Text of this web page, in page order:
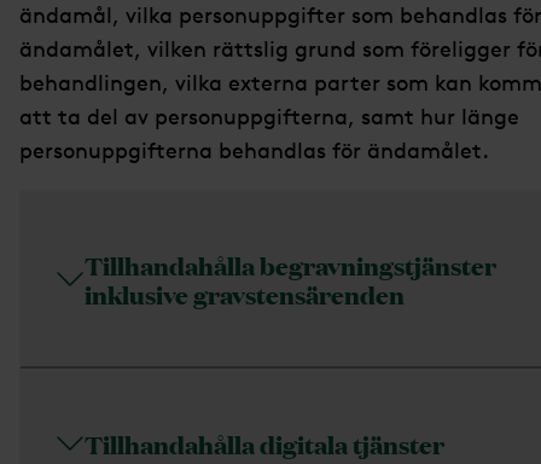
ändamål, vilka personuppgifter som behandlas för
ändamålet, vilken rättslig grund som föreligger
behandlingen, vilka externa parter som kan
att ta del av personuppgifterna, samt hur länge
personuppgifterna behandlas för ändamålet.
Tillhandahålla begravningstjänster
inklusive gravstensärenden
Tillhandahålla digitala tjänster